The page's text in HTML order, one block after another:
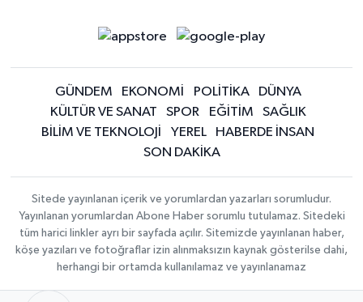
GÜNDEM EKONOMİ POLİTİKA
DÜNYA
KÜLTÜR VE SANAT
SPOR EĞİTİM
SAĞLIK
BİLİM VE TEKNOLOJİ
YEREL
HABERDE İNSAN
SON DAKİKA
Sitede yayınlanan içerik ve yorumlardan yazarları sorumludur.
Yayınlanan yorumlardan Abone Haber sorumlu tutulamaz. Sitedeki
tüm harici linkler ayrı bir sayfada açılır. Sitemizde yayınlanan haber,
köşe yazıları ve fotoğraflar izin alınmaksızın kaynak gösterilse dahi,
herhangi bir ortamda kullanılamaz ve yayınlanamaz